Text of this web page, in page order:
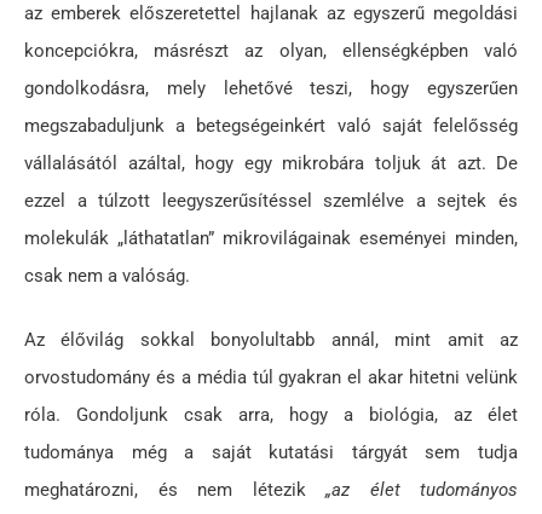
az emberek előszeretettel hajlanak az egyszerű megoldási
koncepciókra, másrészt az olyan, ellenségképben való
gondolkodásra, mely lehetővé teszi, hogy egyszerűen
megszabaduljunk a betegségeinkért való saját felelősség
vállalásától azáltal, hogy egy mikrobára toljuk át azt. De
ezzel a túlzott leegyszerűsítéssel szemlélve a sejtek és
molekulák „láthatatlan” mikrovilágainak eseményei minden,
csak nem a valóság.
Az élővilág sokkal bonyolultabb annál, mint amit az
orvostudomány és a média túl gyakran el akar hitetni velünk
róla. Gondoljunk csak arra, hogy a biológia, az élet
tudománya még a saját kutatási tárgyát sem tudja
meghatározni, és nem létezik „az élet tudományos